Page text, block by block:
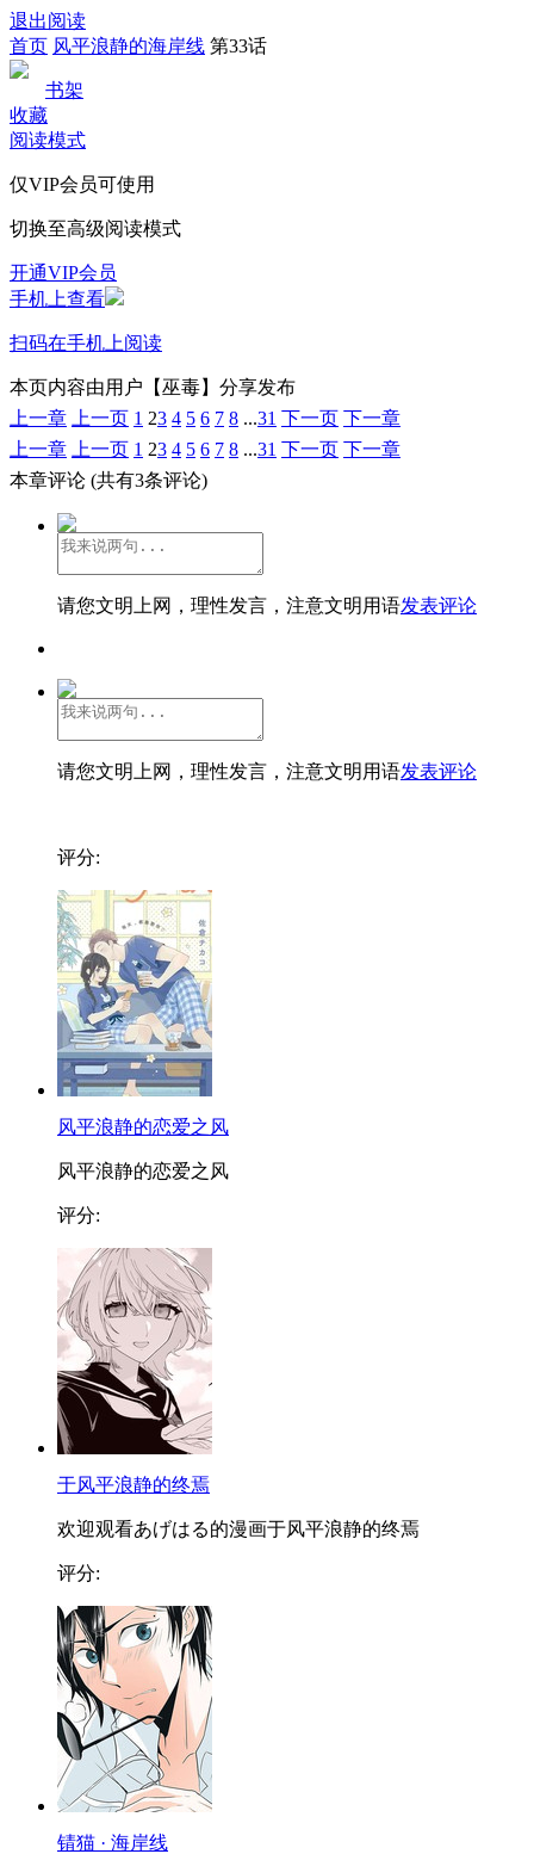
退出阅读
首页 风平浪静的海岸线 第33话
书架
收藏
阅读模式
仅VIP会员可使用
切换至高级阅读模式
开通VIP会员
手机上查看
扫码在手机上阅读
本页内容由用户【巫毒】分享发布
上一章
上一页 1 23 4 5 6 7 8 ...31 下一页 下一章
上一章
上一页 1 23 4 5 6 7 8 ...31 下一页 下一章
本章评论 (共有3条评论)
请您文明上网，理性发言，注意文明用语发表评论
请您文明上网，理性发言，注意文明用语发表评论
评分:
风平浪静的恋爱之风
风平浪静的恋爱之风
评分:
于风平浪静的终焉
欢迎观看あげはる的漫画于风平浪静的终焉
评分:
锖猫 · 海岸线